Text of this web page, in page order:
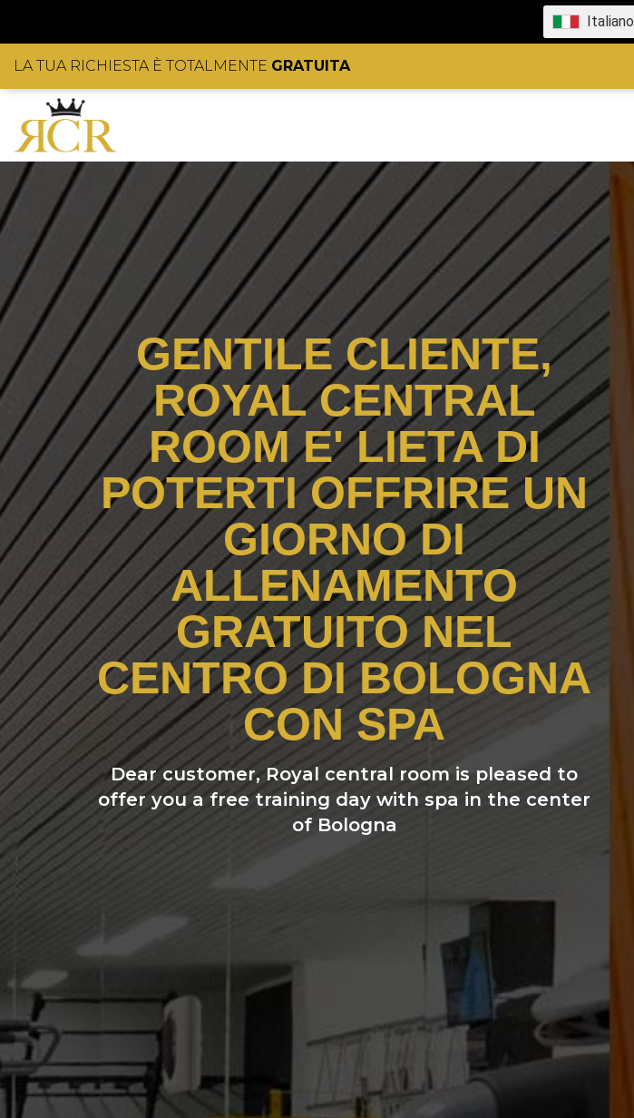
Italiano
LA TUA RICHIESTA È TOTALMENTE GRATUITA
GENTILE CLIENTE,
ROYAL CENTRAL
ROOM E' LIETA DI
POTERTI OFFRIRE UN
GIORNO DI
ALLENAMENTO
GRATUITO NEL
CENTRO DI BOLOGNA
CON SPA
Dear customer, Royal central room is pleased to
offer you a free training day with spa in the center
of Bologna